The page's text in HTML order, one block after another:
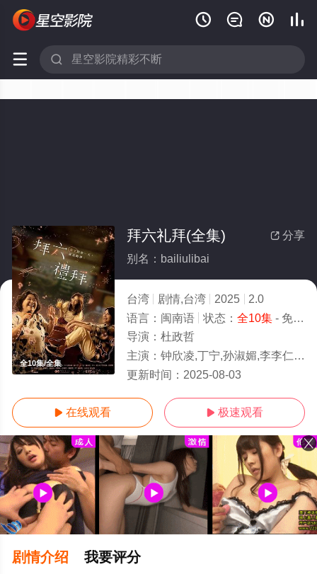
   
 
全10集/全集
 分享
拜六礼拜(全集)
别名：bailiulibai
台湾 剧情,台湾 2025
2.0
语言： 闽南语 状态： 全10集- 免费在线观看
导演： 杜政哲
主演： 钟欣凌,丁宁,孙淑媚,李李仁,连晨翔,刘书宏
更新时间： 2025-08-03
 在线观看  极速观看
剧情介绍 我要评分